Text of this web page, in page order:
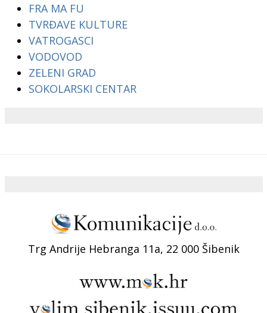
FRA MA FU
TVRĐAVE KULTURE
VATROGASCI
VODOVOD
ZELENI GRAD
SOKOLARSKI CENTAR
Trg Andrije Hebranga 11a, 22 000 Šibenik